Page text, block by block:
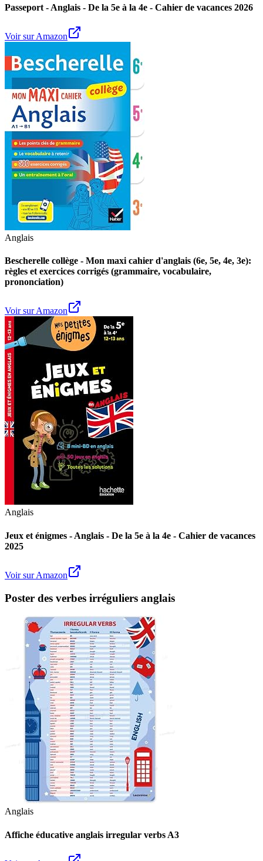
Passeport - Anglais - De la 5e à la 4e - Cahier de vacances 2026
Voir sur Amazon
Anglais
Bescherelle collège - Mon maxi cahier d'anglais (6e, 5e, 4e, 3e):
règles et exercices corrigés (grammaire, vocabulaire,
prononciation)
Voir sur Amazon
Anglais
Jeux et énigmes - Anglais - De la 5e à la 4e - Cahier de vacances
2025
Voir sur Amazon
Poster des verbes irréguliers anglais
Anglais
Affiche éducative anglais irregular verbs A3